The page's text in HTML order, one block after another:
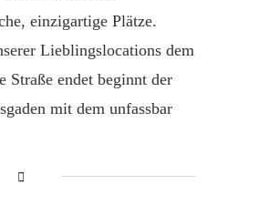
einzigartige Plätze.
Lieblingslocations dem
Straße endet beginnt der
mit dem unfassbar